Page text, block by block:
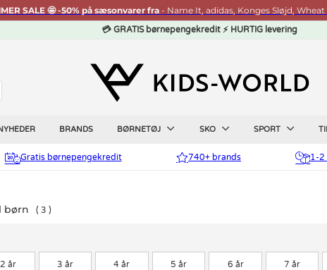
SALE 🤩 -50% på sæsonvarer fra- Name It, adidas, Konges Sløjd, Wheat
💳 GRATIS børnepengekredit ⚡ HURTIG levering
BRANDS BØRNETØJ SKO SPORT
Gratis børnepengekredit 740+ brands 1-2
børn 3
2 år 3 år 4 år 5 år 6 år 7 år